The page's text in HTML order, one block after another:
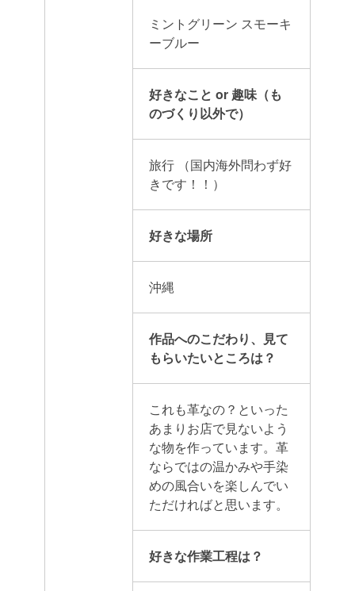
ミントグリーン スモーキ
ーブルー
好きなこと or 趣味（も
のづくり以外で）
旅行 （国内海外問わず好
きです！！）
好きな場所
沖縄
作品へのこだわり、見て
もらいたいところは？
これも革なの？といった
あまりお店で見ないよう
な物を作っています。革
ならではの温かみや手染
めの風合いを楽しんでい
ただければと思います。
好きな作業工程は？